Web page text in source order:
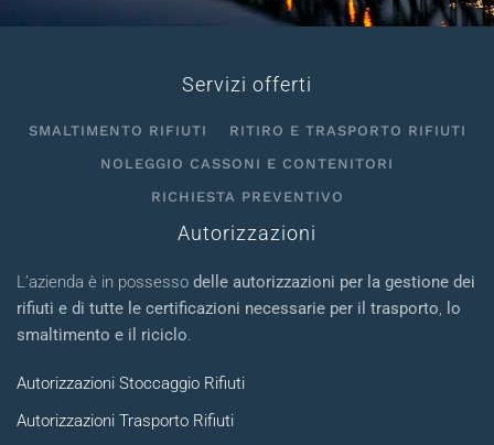
Servizi offerti
SMALTIMENTO RIFIUTI
RITIRO E TRASPORTO RIFIUTI
NOLEGGIO CASSONI E CONTENITORI
RICHIESTA PREVENTIVO
Autorizzazioni
L’azienda è in possesso delle autorizzazioni per la gestione dei
rifiuti e di tutte le certificazioni necessarie per il trasporto, lo
smaltimento e il riciclo.
Autorizzazioni Stoccaggio Rifiuti
Autorizzazioni Trasporto Rifiuti